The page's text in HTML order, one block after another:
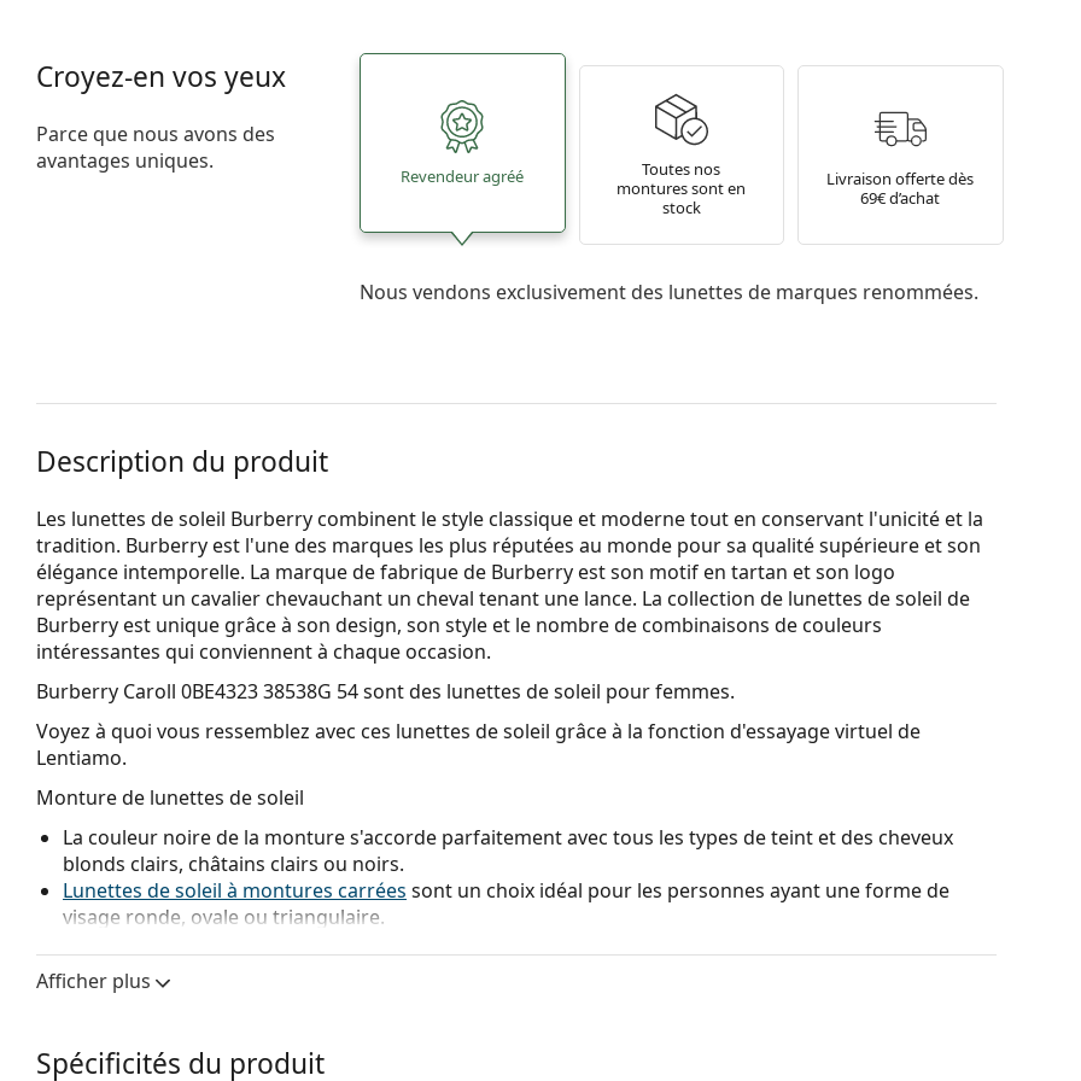
Croyez-en vos yeux
Parce que nous avons des
avantages uniques.
Revendeur agréé
Toutes nos
montures sont en
stock
Livraison offerte dès
69€ d’achat
Nous vendons exclusivement des lunettes de marques renommées.
Description du produit
Les lunettes de soleil Burberry combinent le style classique et moderne tout en conservant l'unicité et la
tradition. Burberry est l'une des marques les plus réputées au monde pour sa qualité supérieure et son
élégance intemporelle. La marque de fabrique de Burberry est son motif en tartan et son logo
représentant un cavalier chevauchant un cheval tenant une lance. La collection de lunettes de soleil de
Burberry est unique grâce à son design, son style et le nombre de combinaisons de couleurs
intéressantes qui conviennent à chaque occasion.
Burberry Caroll 0BE4323 38538G 54sont des lunettes de soleil pour femmes.
Voyez à quoi vous ressemblez avec ces lunettes de soleil grâce à la fonction d'essayage virtuel de
Lentiamo.
Monture de lunettes de soleil
La couleur noire de la monture s'accorde parfaitement avec tous les types de teint et des cheveux
blonds clairs, châtains clairs ou noirs.
Lunettes de soleil à montures carrées sont un choix idéal pour les personnes ayant une forme de
visage ronde, ovale ou triangulaire.
grande durabilité, un port confortable et un look exceptionnel.
Les verres d'origine peuvent être remplacés par des verres personnalisés de différents types, avec ou
Verre de lunettes de soleil
Afficher plus
Spécificités du produit